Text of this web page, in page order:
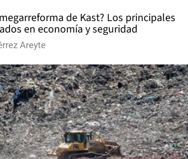
de Kast? Los principales
en economía y seguridad
Areyte